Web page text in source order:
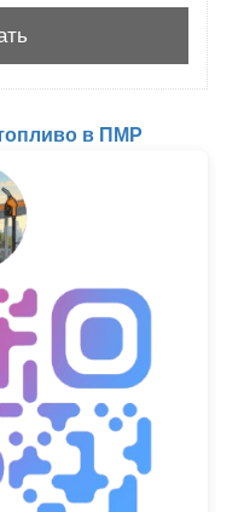
в ПМР